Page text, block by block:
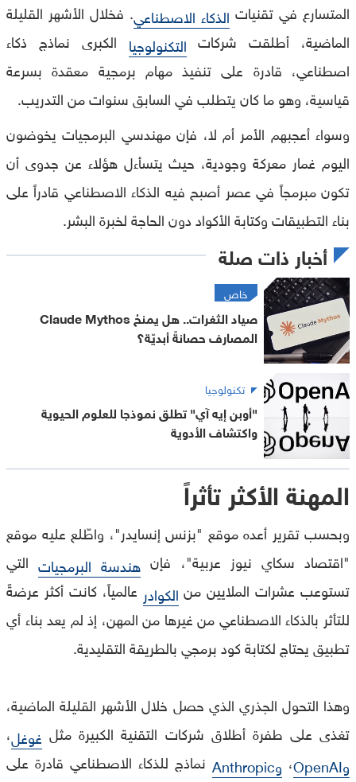
المتسارع في تقنيات الذكاء الاصطناعي. فخلال الأشهر القليلة
الماضية، أطلقت شركات التكنولوجيا الكبرى نماذج ذكاء
اصطناعي، قادرة على تنفيذ مهام برمجية معقدة بسرعة
قياسية، وهو ما كان يتطلب في السابق سنوات من التدريب.
وسواء أعجبهم الأمر أم لا، فإن مهندسي البرمجيات يخوضون
اليوم غمار معركة وجودية، حيث يتسأءل هؤلاء عن جدوى أن
تكون مبرمجاً في عصر أصبح فيه الذكاء الاصطناعي قادراً على
بناء التطبيقات وكتابة الأكواد دون الحاجة لخبرة البشر.
أخبار ذات صلة
خاص
صياد الثغرات.. هل يمنحُ Claude Mythos
المصارف حصانةً أبديّة؟
تكنولوجيا
"أوبن إيه آي" تطلق نموذجا للعلوم الحيوية
واكتشاف الأدوية
المهنة الأكثر تأثراً
وبحسب تقرير أعده موقع "بزنس إنسايدر"، واطّلع عليه موقع
"اقتصاد سكاي نيوز عربية"، فإن هندسة البرمجيات التي
تستوعب عشرات الملايين من الكوادر عالمياً، كانت أكثر عرضةً
للتأثر بالذكاء الاصطناعي من غيرها من المهن، إذ لم يعد بناء أي
تطبيق يحتاج لكتابة كود برمجي بالطريقة التقليدية.
وهذا التحول الجذري الذي حصل خلال الأشهر القليلة الماضية،
تغذى على طفرة أطلاق شركات التقنية الكبيرة مثل غوغل،
وOpenAI
، وAnthropic
نماذج للذكاء الاصطناعي قادرة على